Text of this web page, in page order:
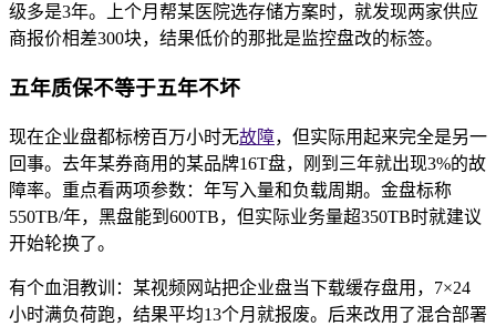
级多是3年。上个月帮某医院选存储方案时，就发现两家供应
商报价相差300块，结果低价的那批是监控盘改的标签。
五年质保不等于五年不坏
现在企业盘都标榜百万小时无故障，但实际用起来完全是另一
回事。去年某券商用的某品牌16T盘，刚到三年就出现3%的故
障率。重点看两项参数：年写入量和负载周期。金盘标称
550TB/年，黑盘能到600TB，但实际业务量超350TB时就建议
开始轮换了。
有个血泪教训：某视频网站把企业盘当下载缓存盘用，7×24
小时满负荷跑，结果平均13个月就报废。后来改用了混合部署